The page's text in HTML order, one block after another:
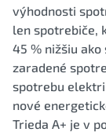
výhodnosti
len spotrebiče,
45 % nižšiu
zaradené
spotrebu
nové
Trieda A+ je v